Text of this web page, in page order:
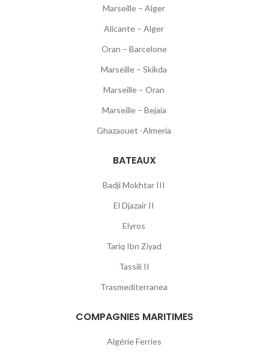
Marseille – Alger
Alicante – Alger
Oran – Barcelone
Marseille – Skikda
Marseille – Oran
Marseille – Bejaia
Ghazaouet -Almeria
BATEAUX
Badji Mokhtar III
El Djazair II
Elyros
Tariq Ibn Ziyad
Tassili II
Trasmediterranea
COMPAGNIES MARITIMES
Algérie Ferries